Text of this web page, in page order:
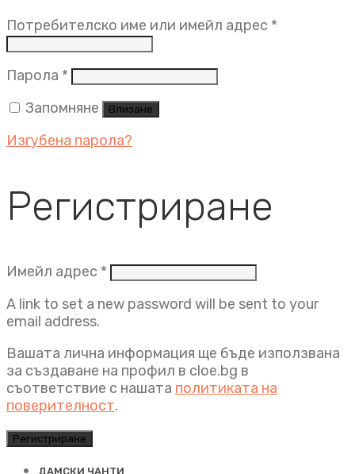
Потребителско име или имейл адрес *
Парола * Задължително
Запомняне
Влизане
Изгубена парола?
Регистриране
Имейл адрес * Задължително
A link to set a new password will be sent to your
email address.
Вашата лична информация ще бъде използвана
за създаване на профил в cloe.bg в
съответствие с нашата политиката на
поверителност.
Регистриране
ДАМСКИ ЧАНТИ